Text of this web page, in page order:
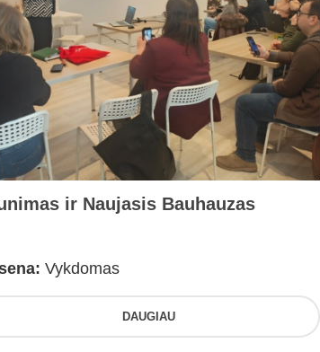
ir Naujasis Bauhauzas
Vykdomas
DAUGIAU